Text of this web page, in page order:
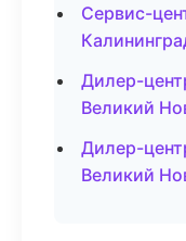
Сервис-
Дилер-
Великий
Дилер-
Великий